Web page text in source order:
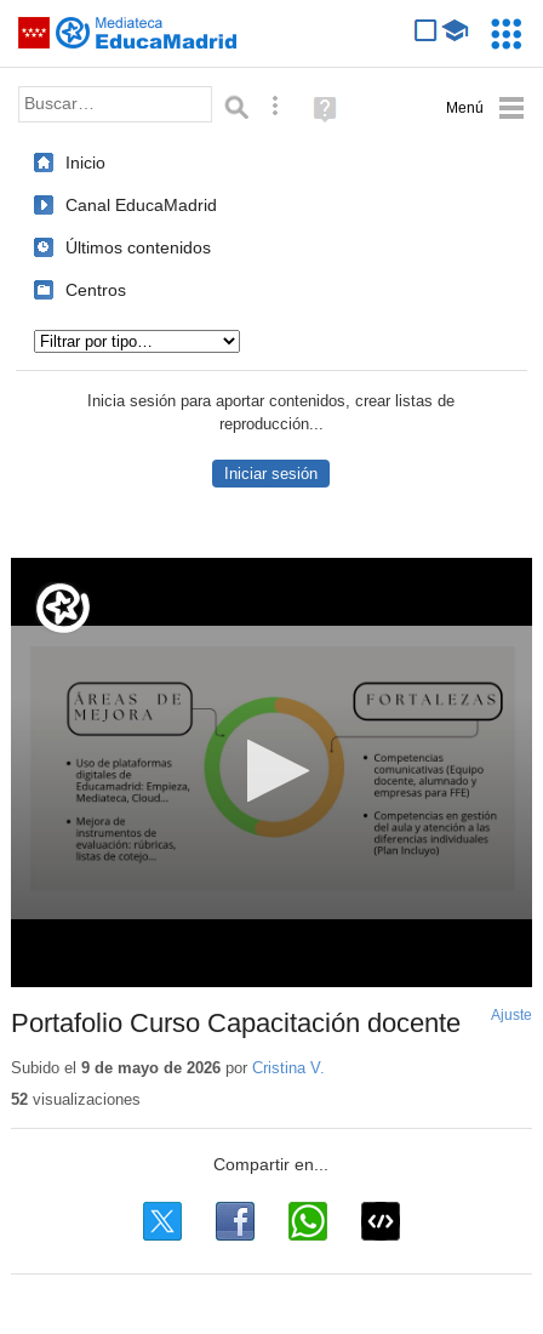
Saltar navegación
Palabra o frase: Búsqueda avanzada
Ayuda
(en
Inicio
Canal EducaMadrid
Últimos contenidos
Centros
Inicia sesión para aportar contenidos, crear listas de
reproducción...
Iniciar sesión
Portafolio Curso Capacitación docente Ajuste
Subido el 9 de mayo de 2026por Cristina V.
52visualizaciones